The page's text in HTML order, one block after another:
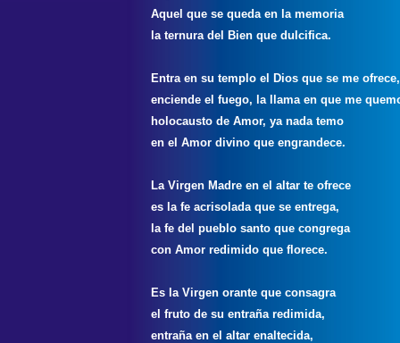
Aquel que se queda en la memoria
la ternura del Bien que dulcifica.
Entra en su templo el Dios que se me ofrece,
enciende el fuego, la llama en que me
holocausto de Amor, ya nada temo
en el Amor divino que engrandece.
La Virgen Madre en el altar te ofrece
es la fe acrisolada que se entrega,
la fe del pueblo santo que congrega
con Amor redimido que florece.
Es la Virgen orante que consagra
el fruto de su entraña redimida,
entraña en el altar enaltecida,